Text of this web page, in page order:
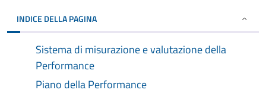
INDICE DELLA PAGINA
Sistema di misurazione e valutazione della
Performance
Piano della Performance